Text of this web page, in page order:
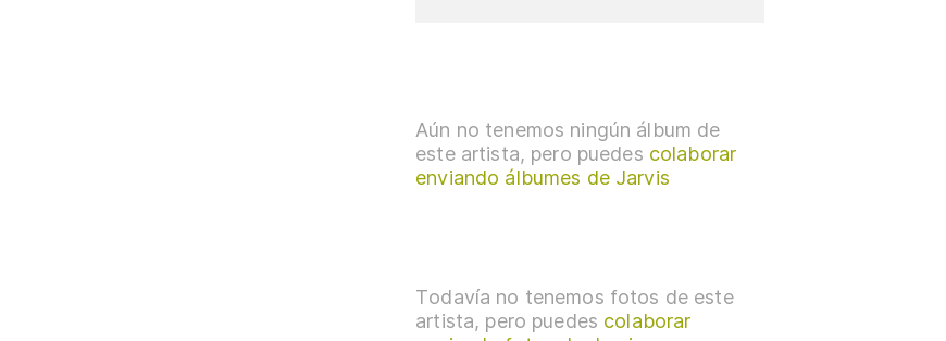
Aún no tenemos ningún álbum de
este artista, pero puedes colaborar
enviando álbumes de Jarvis
Todavía no tenemos fotos de este
artista, pero puedes colaborar